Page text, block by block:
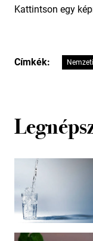
Kattintson egy
Címkék: